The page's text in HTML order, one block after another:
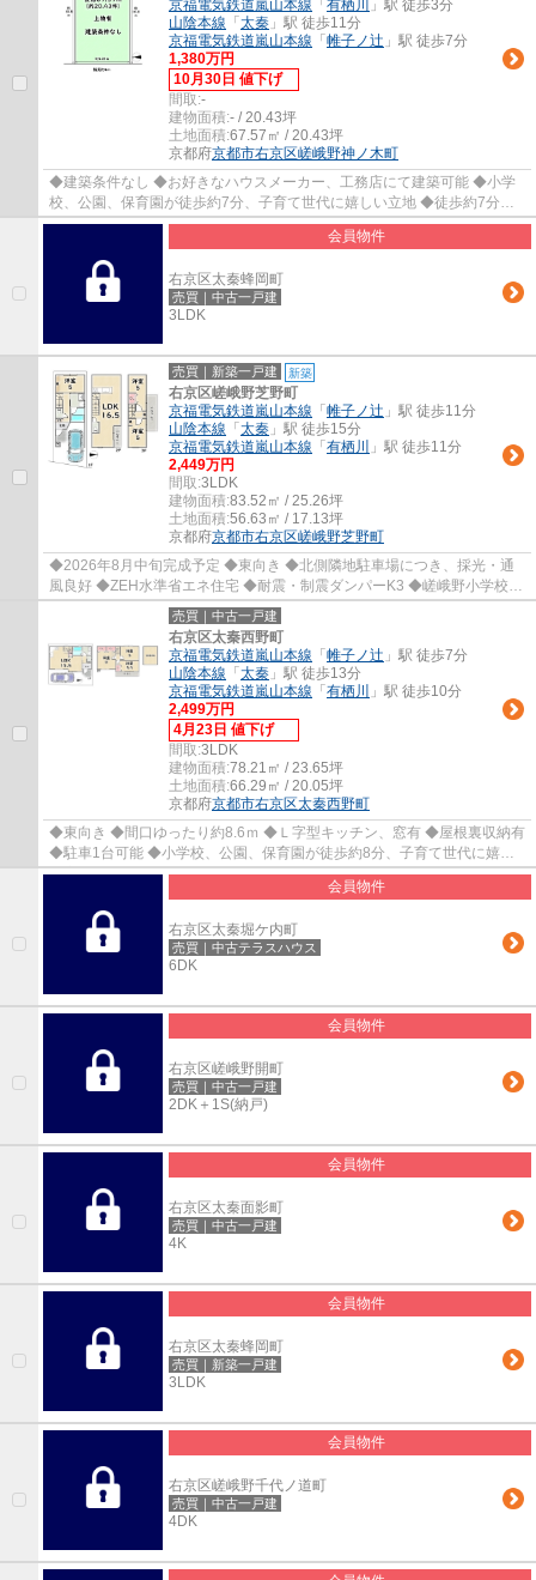
京福電気鉄道嵐山本線 「 有栖川
」駅 徒歩3分
山陰本線 「 太秦 」駅 徒歩11分
京福電気鉄道嵐山本線 「 帷子ノ辻 」駅 徒歩7分
1,380万円
10月30日 値下げ
間取:-
建物面積:- / 20.43坪
土地面積:67.57㎡ / 20.43坪
京都府京都市右京区嵯峨野神ノ木町
◆建築条件なし ◆お好きなハウスメーカー、工務店にて建築可能 ◆小学
校、公園、保育園が徒歩約7分、子育て世代に嬉しい立地 ◆徒歩約7分圏
内にスーパー、コンビニ、ドラッグストアあり ◆...
会員物件
右京区太秦蜂岡町
売買｜中古一戸建
3LDK
売買｜新築一戸建 新築
右京区嵯峨野芝野町
京福電気鉄道嵐山本線 「 帷子ノ辻 」駅 徒歩11分
山陰本線 「 太秦 」駅 徒歩15分
京福電気鉄道嵐山本線 「 有栖川
」駅 徒歩11分
2,449万円
間取:3LDK
建物面積:83.52㎡ / 25.26坪
土地面積:56.63㎡ / 17.13坪
京都府京都市右京区嵯峨野芝野町
◆2026年8月中旬完成予定 ◆東向き ◆北側隣地駐車場につき、採光・通
風良好 ◆ZEH水準省エネ住宅 ◆耐震・制震ダンパーK3 ◆嵯峨野小学校ま
で徒歩約6分、お子様の通学も安心立地 ◆スーパー...
売買｜中古一戸建
右京区太秦西野町
京福電気鉄道嵐山本線 「 帷子ノ辻 」駅 徒歩7分
山陰本線 「 太秦 」駅 徒歩13分
京福電気鉄道嵐山本線 「 有栖川
」駅 徒歩10分
2,499万円
4月23日 値下げ
間取:3LDK
建物面積:78.21㎡ / 23.65坪
土地面積:66.29㎡ / 20.05坪
京都府京都市右京区太秦西野町
◆東向き ◆間口ゆったり約8.6ｍ ◆Ｌ字型キッチン、窓有 ◆屋根裏収納有
◆駐車1台可能 ◆小学校、公園、保育園が徒歩約8分、子育て世代に嬉し
い立地 ◆徒歩約7分圏内にスーパー、コンビニ、...
会員物件
右京区太秦堀ケ内町
売買｜中古テラスハウス
6DK
会員物件
右京区嵯峨野開町
売買｜中古一戸建
2DK＋1S(納戸)
会員物件
右京区太秦面影町
売買｜中古一戸建
4K
会員物件
右京区太秦蜂岡町
売買｜新築一戸建
3LDK
会員物件
右京区嵯峨野千代ノ道町
売買｜中古一戸建
4DK